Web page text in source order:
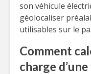
son véhicule
géolocaliser
utilisables sur le
Comment
charge